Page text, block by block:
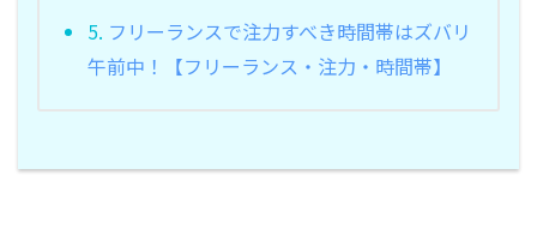
5. フリーランスで注力すべき時間帯はズバリ
午前中！【フリーランス・注力・時間帯】